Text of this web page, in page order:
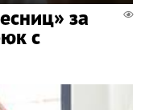
за
с